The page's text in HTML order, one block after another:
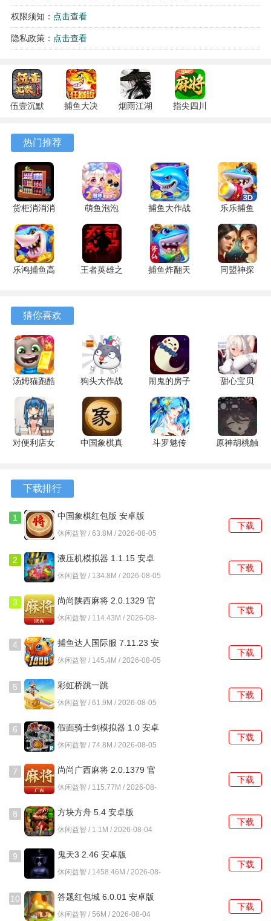
游戏特色
1、账号安全性极高，采用独立沙盒环境，确保账号之间的隔
离，有效降低封号的概率。
2、性能优化方案丰富，能够提升游戏的画质与帧率，带给用
户更佳的游戏体验。
3、支持无限多开，满足多账号运营与工作室批量管理的需
游戏优势
1、野豹直装坚持合法合规原则，不提供任何外挂功能，保障
用户账号的安全。
2、注重用户隐私保护，软件不读取游戏数据，确保用户的设
备信息安全。
3、内容保持持续更新，及时推出新地图解析与赛季冲分技
巧，确保服务的实用性。
4、软件设计轻量，内存占用少，保证多开时的稳定性，不会
影响设备的整体性能。
野豹直装怎么玩？
1、用户需要下载并安装野豹直装应用，打开后授予必要的权
限以确保软件正常运行。
2、点击界面中的+号，选择需要多开的游戏，系统会自动识
别并准备相关的直装包。
3、用户只需等待系统自动下载并完成注入，大约只需30秒的
时间即可完成这一过程。
4、在游戏启动后，自定义各个账号的图标与名称，方便在使
用时进行快速区分。
5、享受多开带来的便利，轻松管理多个账号，畅玩多款游
戏，尽情体验游戏乐趣。
权限须知： 点击查看
隐私政策： 点击查看
伍壹沉默
安卓版
捕鱼大决
122.7.291
烟雨江湖
指尖四川
热门推荐
货柜消消消
1.0.2 安卓
版
萌鱼泡泡
3.4.1.6 安
卓版
捕鱼大作战
1.5112 手
机版
乐乐捕鱼
9.2 安卓版
乐鸿捕鱼高
王者英雄之
捕鱼炸翻天
同盟神探
猜你喜欢
汤姆猫跑酷
赚钱版
6.4.0.877
安卓版
狗头大作战
折相思版
2.01.03 安
卓版
闹鬼的房子
桃子移植
1.4.31 安卓
版
甜心宝贝
1.0.148 安
卓版
对便利店女
版
中国象棋真
斗罗魅传
原神胡桃触
下载排行
1 中国象棋红包版 安卓版
休闲益智 / 63.8M / 2026-08-05
下载
2
液压机模拟器 1.1.15 安卓
版
休闲益智 / 134.8M / 2026-08-05
下载
3
尚尚陕西麻将 2.0.1329 官
方正版
休闲益智 / 114.43M / 2026-08-
下载
4
捕鱼达人国际服 7.11.23 安
卓版
休闲益智 / 145.4M / 2026-08-05
下载
5
彩虹桥跳一跳
1.0.11.406.401.1012 最新
休闲益智 / 61.9M / 2026-08-05
下载
6
假面骑士剑模拟器 1.0 安卓
版
休闲益智 / 74.8M / 2026-08-05
下载
7
尚尚广西麻将 2.0.1379 官
方正版
休闲益智 / 115.77M / 2026-08-
下载
8 方块方舟 5.4 安卓版
休闲益智 / 1.1M / 2026-08-04
下载
9 鬼天3 2.46 安卓版
休闲益智 / 1458.46M / 2026-08-
下载
10 答题红包城 6.0.01 安卓版
休闲益智 / 56M / 2026-08-04
下载